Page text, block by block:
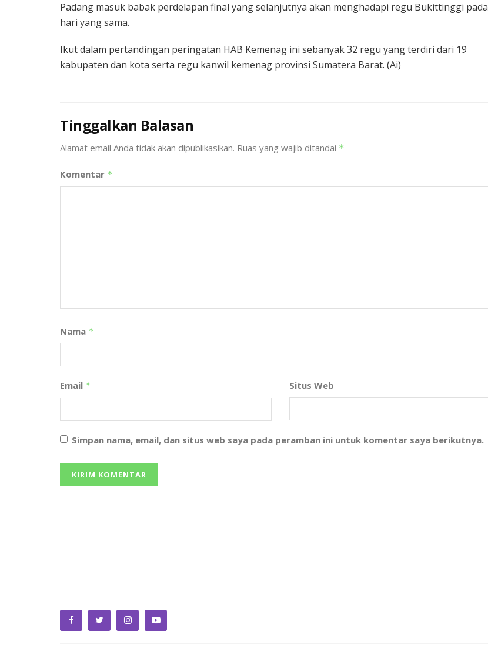
Padang masuk babak perdelapan final yang selanjutnya akan menghadapi regu Bukittinggi pada
hari yang sama.
Ikut dalam pertandingan peringatan HAB Kemenag ini sebanyak 32 regu yang terdiri dari 19
kabupaten dan kota serta regu kanwil kemenag provinsi Sumatera Barat. (Ai)
Tinggalkan Balasan
Alamat email Anda tidak akan dipublikasikan. Ruas yang wajib ditandai *
Komentar *
Nama *
Email * Situs Web
Simpan nama, email, dan situs web saya pada peramban ini untuk komentar saya berikutnya.